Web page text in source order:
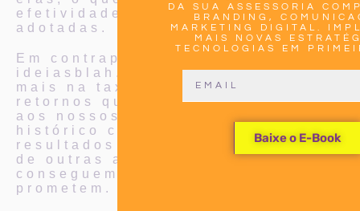
efetividade das estratégias
adotadas.
Em contrapartida, na
ideiasblah.com.br, confiamos
mais na taxa de sucesso e nos
retornos que já proporcionamos
aos nossos clientes. Temos um
histórico comprovado de
resultados positivos, ao contrário
de outras agências que não
conseguem entregar o que
prometem.
DA SUA ASSESSORIA
BRANDING,
MARKETING DIGITAL.
MAIS NOVAS
TECNOLOGIAS EM
Baixe o E-Book